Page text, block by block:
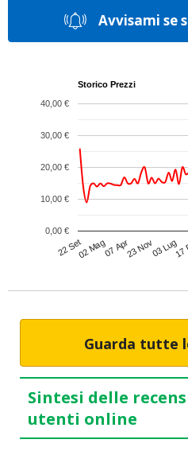
Storico Prezzi
22 Set02 Mag07 Apr23 Nov03 Lug17
0,00 €
10,00 €
20,00 €
30,00 €
40,00 €
Avvisami se
Guarda tutte
Sintesi delle
utenti online